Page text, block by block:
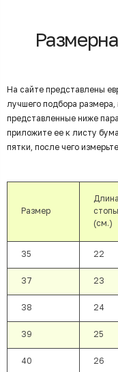
На сайте представлены
лучшего подбора
представленные ниже
приложите ее к листу
пятки, после чего
Размер
Длина
стопы
(см.)
35 22
37 23
38 24
39 25
40 26